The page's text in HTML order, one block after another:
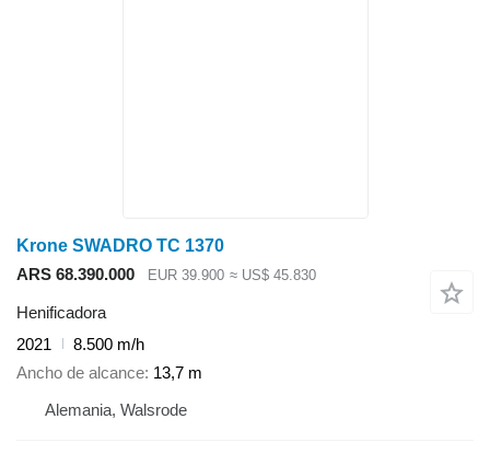
Krone SWADRO TC 1370
ARS 68.390.000
EUR 39.900 ≈ US$ 45.830
Henificadora
2021
8.500 m/h
Ancho de alcance 13,7 m
Alemania, Walsrode